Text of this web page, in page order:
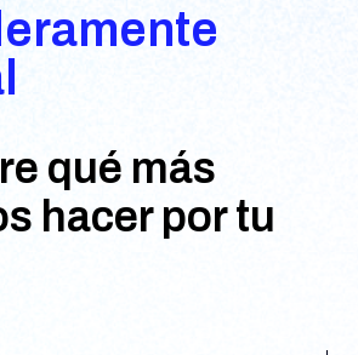
qué más
hacer por tu